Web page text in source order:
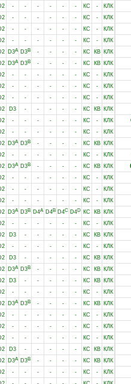
- - - - - - КС - КЛК
- - - - - - КС - КЛК
- - - - - - КС - КЛК
- - - - - - КС - КЛК
D3A D3B - - - - КС КВ КЛК
D3A D3B - - - - КС КВ КЛК
- - - - - - КС - КЛК
- - - - - - КС - КЛК
- - - - - - КС - КЛК
D3 - - - - - КС КВ КЛК
- - - - - - КС - КЛК
- - - - - - КС - КЛК
D3A D3B - - - - КС КВ КЛК
- - - - - - КС - КЛК
D3A D3B - - - - КС КВ КЛК
- - - - - - КС - КЛК
- - - - - - КС - КЛК
- - - - - - КС - КЛК
D3A D3B D4A D4B D4C D4D КС КВ КЛК
- - - - - - КС - КЛК
D3 - - - - - КС КВ КЛК
- - - - - - КС - КЛК
D3 - - - - - КС КВ КЛК
D3A D3B - - - - КС КВ КЛК
D3 - - - - - КС КВ КЛК
- - - - - - КС - КЛК
D3A D3B - - - - КС КВ КЛК
- - - - - - КС - КЛК
- - - - - - КС - КЛК
- - - - - - КС - КЛК
D3 - - - - - КС КВ КЛК
D3A D3B - - - - КС КВ КЛК
- - - - - - КС - КЛК